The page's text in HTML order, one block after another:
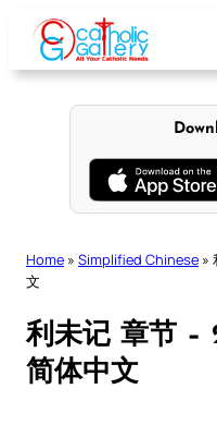
content
Home » Simplified Chinese »
文
利未记 章节 –
简体中文